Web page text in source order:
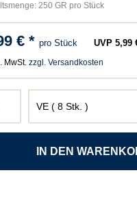
250 GR pro Stück
€ * pro Stück UVP 5,99
MwSt. zzgl. Versandkosten